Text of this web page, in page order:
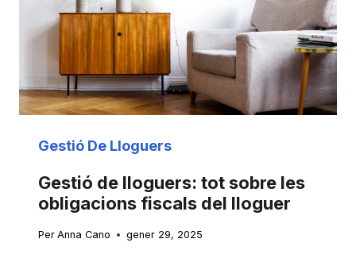
Gestió De Lloguers
Gestió de lloguers: tot sobre les
obligacions fiscals del lloguer
Per Anna Cano gener 29, 2025